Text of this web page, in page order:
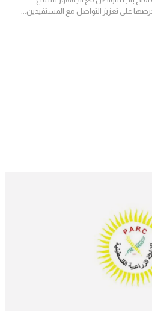
على تعزيز التواصل مع المستفيدين...